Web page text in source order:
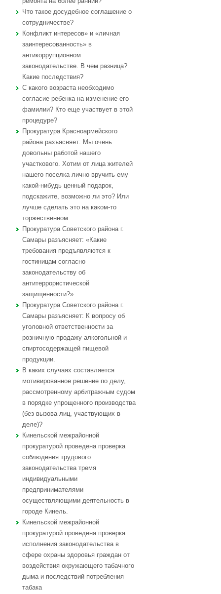
Что такое досудебное соглашение о
сотрудничестве?
Конфликт интересов» и «личная
заинтересованность» в
антикоррупционном
законодательстве. В чем разница?
Какие последствия?
С какого возраста необходимо
согласие ребенка на изменение его
фамилии? Кто еще участвует в этой
процедуре?
Прокуратура Красноармейского
района разъясняет: Мы очень
довольны работой нашего
участкового. Хотим от лица жителей
нашего поселка лично вручить ему
какой-нибудь ценный подарок,
подскажите, возможно ли это? Или
лучше сделать это на каком-то
торжественном
Прокуратура Советского района г.
Самары разъясняет: «Какие
требования предъявляются к
гостиницам согласно
законодательству об
антитеррористической
защищенности?»
Прокуратура Советского района г.
Самары разъясняет: К вопросу об
уголовной ответственности за
розничную продажу алкогольной и
спиртосодержащей пищевой
продукции.
В каких случаях составляется
мотивированное решение по делу,
рассмотренному арбитражным судом
в порядке упрощенного производства
(без вызова лиц, участвующих в
деле)?
Кинельской межрайонной
прокуратурой проведена проверка
соблюдения трудового
законодательства тремя
индивидуальными
предпринимателями
осуществляющими деятельность в
городе Кинель.
Кинельской межрайонной
прокуратурой проведена проверка
исполнения законодательства в
сфере охраны здоровья граждан от
воздействия окружающего табачного
дыма и последствий потребления
табака